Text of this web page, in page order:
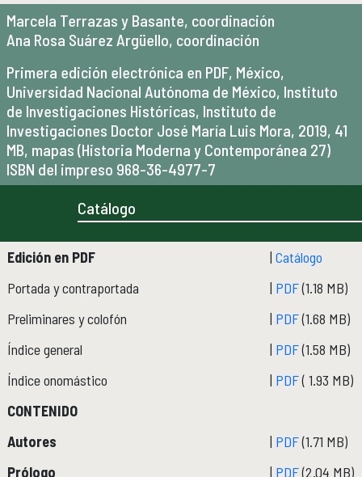
Micrositios
Investigación posdoctoral
Actividades académicas
ACTIVIDADES ACADÉMICAS
Actividades académicas por año
Formación
FORMACIÓN
Servicio Social
Educación Continua
EDUCACIÓN CONTINUA
Cursos y diplomados vigentes
Cursos y diplomados concluidos
Publicaciones y librería
PUBLICACIONES
Novedades editoriales
Marcela Terrazas y Basante, coordinación
Ana Rosa Suárez Argüello, coordinación
Primera edición electrónica en PDF, México,
Universidad Nacional Autónoma de México, Instituto
de Investigaciones Históricas, Instituto de
Investigaciones Doctor José María Luis Mora, 2019, 41
MB, mapas (Historia Moderna y Contemporánea 27)
ISBN del impreso 968-36-4977-7
Catálogo
Edición en PDF | Catálogo
Portada y contraportada
| PDF(1.18 MB)
Preliminares y colofón
| PDF(1.68 MB)
Índice general
| PDF(1.58 MB)
Índice onomástico
| PDF( 1.93 MB)
CONTENIDO
Autores
| PDF(1.71 MB)
Prólogo
| PDF(2.04 MB)